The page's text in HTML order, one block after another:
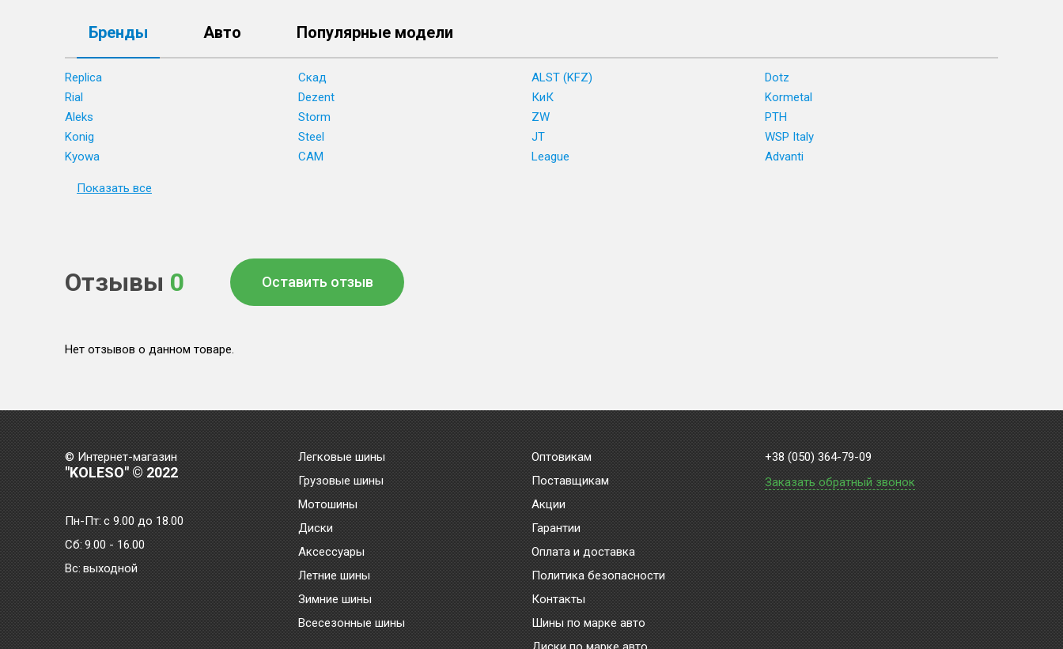
Бренды Авто Популярные модели
Replica Скад ALST (KFZ)
Dotz
Rial
Dezent КиК
Kormetal
Aleks
Storm ZW
PTH
Konig
Steel JT
WSP Italy
Kyowa
CAM League Advanti
Показать все
Отзывы 0 Оставить отзыв
Нет отзывов о данном товаре.
© Интернет-магазин
"KOLESO" © 2022
Пн-Пт:с 9.00 до 18.00
Сб: 9.00 - 16.00
Bc: выходной
Легковые шины
Грузовые шины
Мотошины
Диски
Аксессуары
Летние шины
Зимние шины
Всесезонные шины
Оптовикам
Поставщикам
Акции
Гарантии
Оплата и доставка
Политика безопасности
Контакты
Шины по марке авто
+38 (050) 364-79-09
Заказать обратный звонок